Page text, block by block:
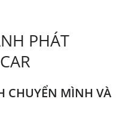
PHÁT
CHUYỂN MÌNH VÀ